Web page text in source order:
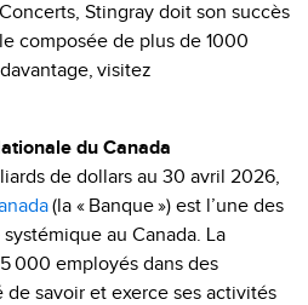
Stingray doit son succès
composée de plus de 1000
visitez
du Canada
de dollars au 30 avril 2026,
(la « Banque ») est l’une des
au Canada. La
000 employés dans des
savoir et exerce ses activités